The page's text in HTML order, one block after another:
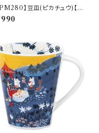
PM280】豆皿(ピカチュウ)【D
Sketch】PM284-333